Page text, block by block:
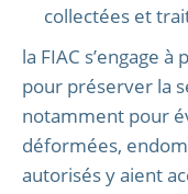
collectées et
la FIAC s’engage
pour préserver la
notamment pour
déformées,
autorisés y aient